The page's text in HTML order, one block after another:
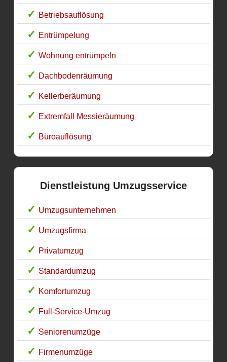
Betriebsauflösung
Entrümpelung
Wohnung entrümpeln
Dachbodenräumung
Kellerberäumung
Extremfall Messieräumung
Büroauflösung
Dienstleistung Umzugsservice
Umzugsunternehmen
Umzugsfirma
Privatumzug
Standardumzug
Komfortumzug
Full-Service-Umzug
Seniorenumzüge
Firmenumzüge